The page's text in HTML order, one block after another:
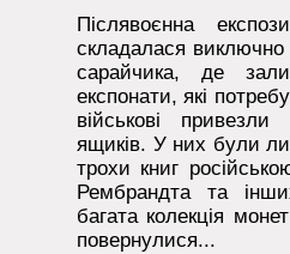
Післявоєнна
складалася виключно
сарайчика, де
експонати, які
військові
ящиків. У них були
трохи книг
Рембрандта та
багата колекція
повернулися...